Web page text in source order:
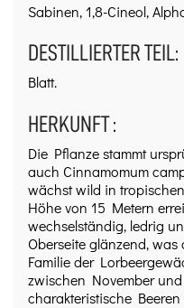
Sabinen, 1,8-Cineol,
DESTILLIERTER TEIL:
Blatt.
HERKUNFT :
Die Pflanze stammt
auch Cinnamomum
wächst wild in
Höhe von 15 Metern
wechselständig, ledrig
Oberseite glänzend,
Familie der
zwischen November
charakteristische Beeren